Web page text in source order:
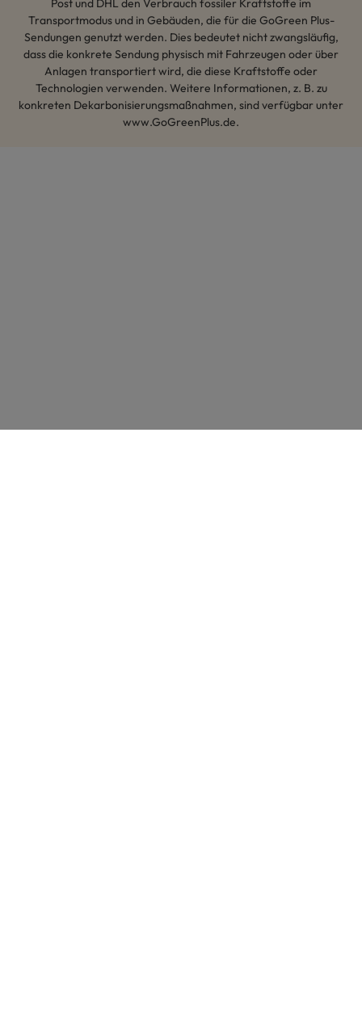
Post und DHL den Verbrauch fossiler Kraftstoffe im
Transportmodus und in Gebäuden, die für die GoGreen Plus-
Sendungen genutzt werden. Dies bedeutet nicht zwangsläufig,
dass die konkrete Sendung physisch mit Fahrzeugen oder über
Anlagen transportiert wird, die diese Kraftstoffe oder
Technologien verwenden. Weitere Informationen, z. B. zu
konkreten Dekarbonisierungsmaßnahmen, sind verfügbar unter
www.GoGreenPlus.de.